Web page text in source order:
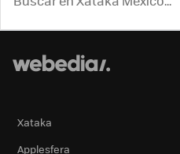
Xataka
Applesfera